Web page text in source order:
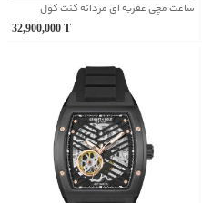
ساعت مچی عقربه ای مردانه کنت کول
32,900,000